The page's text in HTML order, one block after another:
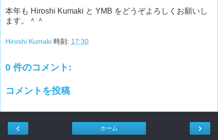
本年も Hiroshi Kumaki と YMB をどうぞよろしくお願いし
ます。＾＾
Hiroshi Kumaki 時刻: 17:30
0 件のコメント:
コメントを投稿
‹ ›
ホーム